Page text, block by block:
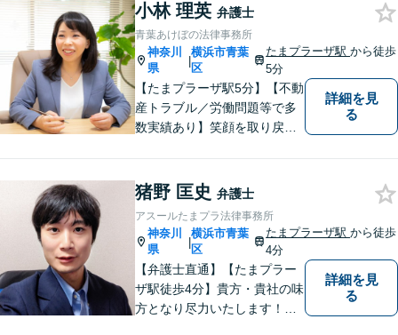
小林 理英 弁護士
青葉あけぼの法律事務所
神奈川
県
|
横浜市青葉
区
たまプラーザ駅から徒歩
5分
【たまプラーザ駅5分】【不動
産トラブル／労働問題等で多
数実績あり】笑顔を取り戻す
えます。【契約時点での明朗
会計】
詳細を見
る
猪野 匡史 弁護士
アスールたまプラ法律事務所
神奈川
県
|
横浜市青葉
区
たまプラーザ駅から徒歩
4分
【弁護士直通】【たまプラー
ザ駅徒歩4分】貴方・貴社の味
方となり尽力いたします！当
詳細を見
る